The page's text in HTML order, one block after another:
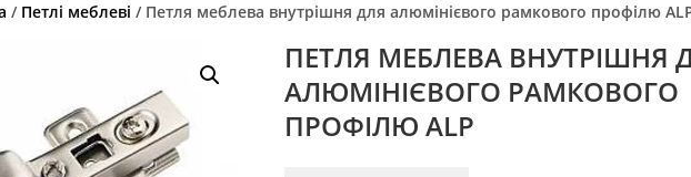
/ Петлі меблеві / Петля меблева внутрішня для алюмінієвого рамкового профілю
ПЕТЛЯ МЕБЛЕВА ВНУТРІШНЯ
АЛЮМІНІЄВОГО РАМКОВОГО
ПРОФІЛЮ ALP